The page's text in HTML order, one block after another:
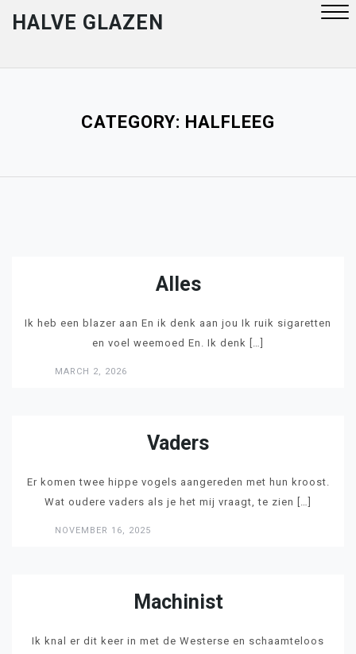
HALVE GLAZEN
CATEGORY: HALFLEEG
Alles
Ik heb een blazer aan En ik denk aan jou Ik ruik sigaretten
en voel weemoed En. Ik denk […]
MARCH 2, 2026
Vaders
Er komen twee hippe vogels aangereden met hun kroost.
Wat oudere vaders als je het mij vraagt, te zien […]
NOVEMBER 16, 2025
Machinist
Ik knal er dit keer in met de Westerse en schaamteloos